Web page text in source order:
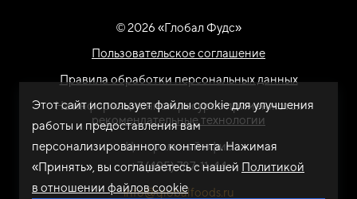
© 2026 «Глобал Фудс»
Пользовательское соглашение
Правила обработки персональных данных
На информационном ресурсе применяются
рекомендательные технологии
Центральный офис
+7 (495) 787-11-44
info@globalfoods.ru
Этот сайт использует файлы cookie для улучшения
работы и предоставления вам
персонализированного контента. Нажимая
«Принять», вы соглашаетесь с нашей Политикой
в отношении файлов cookie